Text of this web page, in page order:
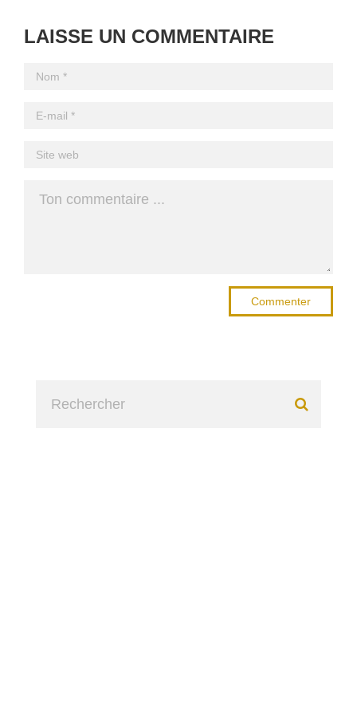
LAISSE UN COMMENTAIRE
Commenter